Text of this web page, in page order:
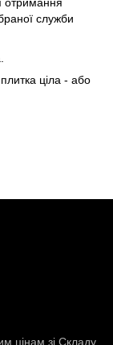
отримання
служби
ціла - або
цінам зі Складу